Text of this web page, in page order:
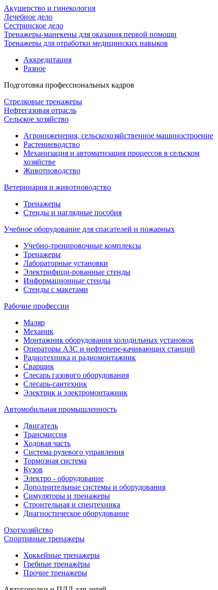
Акушерство и гинекология
Лечебное дело
Сестринское дело
Тренажеры-манекены для оказания первой помощи
Тренажеры для отработки медицинских навыков
Аккредитация
Разное
Подготовка профессиональных кадров
Стрелковые тренажеры
Нефтегазовая отрасль
Сельское хозяйство
Агроинженерия, сельскохозяйственное машиностроение
Растениеводство
Механизация и автоматизация процессов в сельском
хозяйстве
Животноводство
Ветеринария и животноводство
Тренажеры
Стенды и наглядные пособия
Учебное оборудование для спасателей и пожарных
Учебно-тренировочные комплексы
Тренажеры
Лабораторные установки
Электрифици-рованные стенды
Информационные стенды
Стенды с макетами
Рабочие профессии
Маляр
Механик
Монтажник оборудования холодильных установок
Операторы АЗС и нефтепере-качивающих станций
Радиотехника и радиомонтажник
Сварщик
Слесарь газового оборудования
Слесарь-сантехник
Электрик и электромонтажник
Автомобильная промышленность
Двигатель
Трансмиссия
Ходовая часть
Система рулевого управления
Тормозная система
Кузов
Электро - оборудование
Дополнительные системы и оборудования
Симуляторы и тренажеры
Строительная и спецтехника
Диагностическое оборудование
Охотхозяйство
Спортивные тренажеры
Хоккейные тренажеры
Гребные тренажёры
Прочие тренажеры